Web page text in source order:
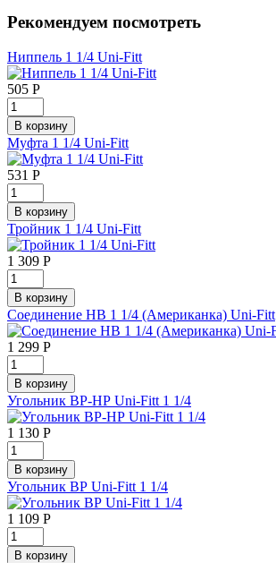
Рекомендуем посмотреть
Ниппель 1 1/4 Uni-Fitt
505 Р
Муфта 1 1/4 Uni-Fitt
531 Р
Тройник 1 1/4 Uni-Fitt
1 309 Р
Соединение НВ 1 1/4 (Американка) Uni-Fitt
1 299 Р
Угольник ВР-НР Uni-Fitt 1 1/4
1 130 Р
Угольник ВР Uni-Fitt 1 1/4
1 109 Р